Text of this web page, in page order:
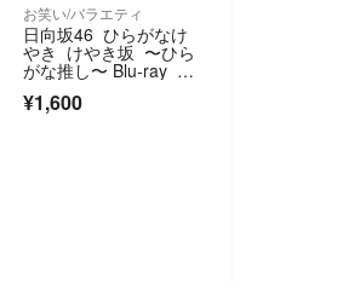
お笑い/バラエティ
日向坂46 ひらがなけ
やき けやき坂 〜ひら
がな推し〜 Blu-ray セ
ット
¥1,600